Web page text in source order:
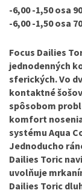
-6,00 -1,50 osa 90
-6,00 -1,50 osa 70
Focus Dailies
jednodenných
sferických. Vo
kontaktné
spôsobom
komfort
systému Aqua
Jednoducho
Dailies Toric
uvolňuje
Dailies Toric